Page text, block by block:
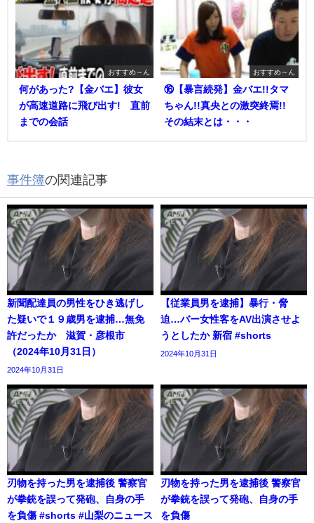
おすすめ～ん
何があった?【金バエ】彼女
が高速道路に飛び出す! 直前
までの会話
おすすめ～ん
⑯【暴言続発】金バエ!!タマ
ちゃん!!真央との激突終焉!!
その結末とは・・・
事件簿の関連記事
新聞配達員の男性をひき逃げし
た疑いで１９歳男を逮捕…無免
許だったか 滋賀・彦根市
（2024年10月31日）
2024年10月31日
【従業員男を逮捕】暴行・脅
迫…バー女性客をAV出演させよ
うとしたか 新宿 #shorts
2024年10月31日
刃物を持った男を逮捕後 警察官
が拳銃を誤って発砲、自身の手
を負傷 #shorts #山梨のニュース
刃物を持った男を逮捕後 警察官
が拳銃を誤って発砲、自身の手
を負傷